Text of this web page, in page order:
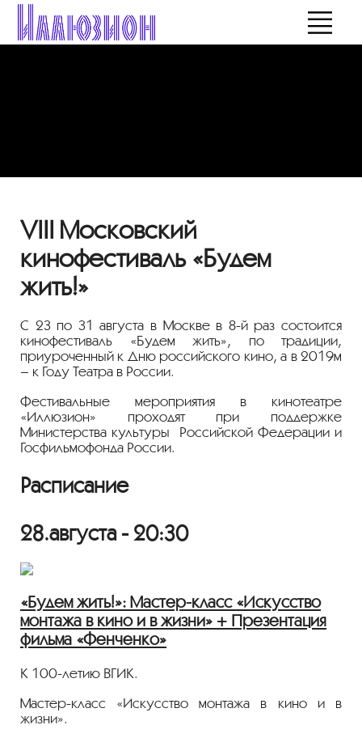
VIII Московский
кинофестиваль «Будем
жить!»
С 23 по 31 августа в Москве в 8-й раз состоится
кинофестиваль «Будем жить», по традиции,
приуроченный к Дню российского кино, а в 2019м
– к Году Театра в России.
Фестивальные мероприятия в кинотеатре
«Иллюзион» проходят при поддержке
Министерства культуры Российской Федерации и
Госфильмофонда России.
Расписание
28.августа - 20:30
«Будем жить!»: Мастер-класс «Искусство
монтажа в кино и в жизни» + Презентация
фильма «Фенченко»
К 100-летию ВГИК.
Мастер-класс «Искусство монтажа в кино и в
жизни».